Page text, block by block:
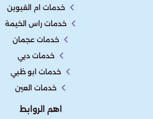
خدمات ام القيوين
خدمات راس الخيمة
خدمات عجمان
خدمات دبي
خدمات ابو ظبي
خدمات العين
اهم الروابط